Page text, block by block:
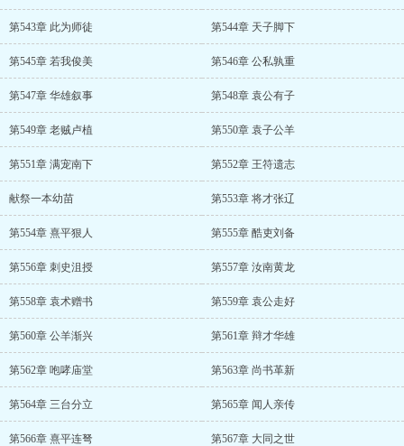
第543章 此为师徒 第544章 天子脚下
第545章 若我俊美 第546章 公私孰重
第547章 华雄叙事 第548章 袁公有子
第549章 老贼卢植 第550章 袁子公羊
第551章 满宠南下 第552章 王符遗志
献祭一本幼苗 第553章 将才张辽
第554章 熹平狠人 第555章 酷吏刘备
第556章 刺史沮授 第557章 汝南黄龙
第558章 袁术赠书 第559章 袁公走好
第560章 公羊渐兴 第561章 辩才华雄
第562章 咆哮庙堂 第563章 尚书革新
第564章 三台分立 第565章 闻人亲传
第566章 熹平连弩 第567章 大同之世